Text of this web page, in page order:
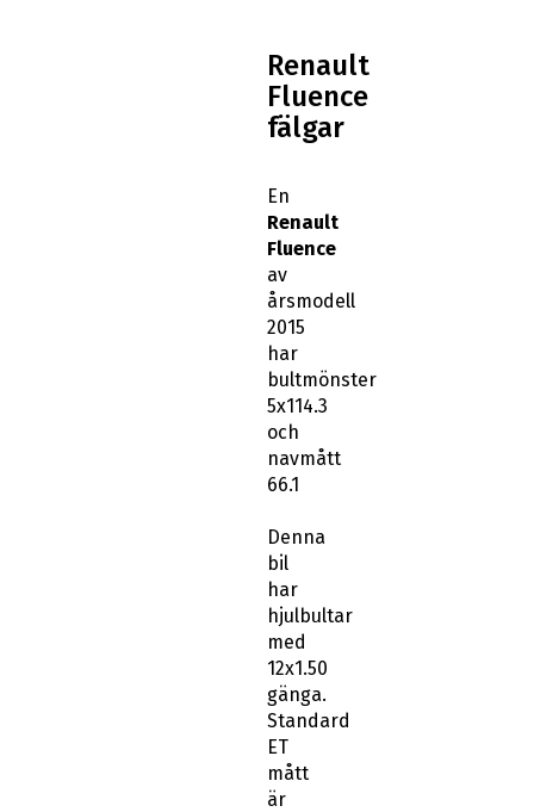
Renault
Fluence
fälgar
En
Renault
Fluence
av
årsmodell
2015
har
bultmönster
5x114.3
och
navmått
66.1
Denna
bil
har
hjulbultar
med
12x1.50
gänga.
Standard
ET
mått
är